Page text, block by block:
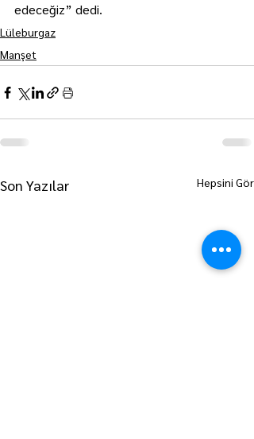
edeceğiz” dedi.
Lüleburgaz
Manşet
Son Yazılar Hepsini Gör